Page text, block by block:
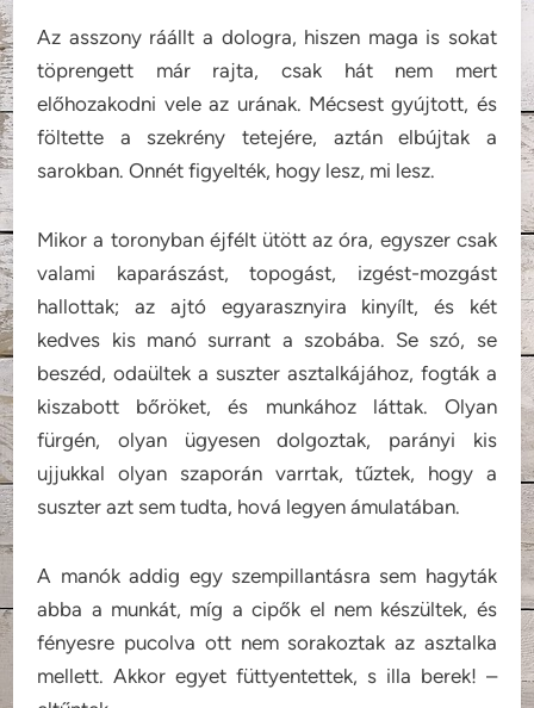
Az asszony ráállt a dologra, hiszen maga is sokat
töprengett már rajta, csak hát nem mert
előhozakodni vele az urának. Mécsest gyújtott, és
föltette a szekrény tetejére, aztán elbújtak a
sarokban. Onnét figyelték, hogy lesz, mi lesz.
Mikor a toronyban éjfélt ütött az óra, egyszer csak
valami kaparászást, topogást, izgést-mozgást
hallottak; az ajtó egyarasznyira kinyílt, és két
kedves kis manó surrant a szobába. Se szó, se
beszéd, odaültek a suszter asztalkájához, fogták a
kiszabott bőröket, és munkához láttak. Olyan
fürgén, olyan ügyesen dolgoztak, parányi kis
ujjukkal olyan szaporán varrtak, tűztek, hogy a
suszter azt sem tudta, hová legyen ámulatában.
A manók addig egy szempillantásra sem hagyták
abba a munkát, míg a cipők el nem készültek, és
fényesre pucolva ott nem sorakoztak az asztalka
mellett. Akkor egyet füttyentettek, s illa berek! –